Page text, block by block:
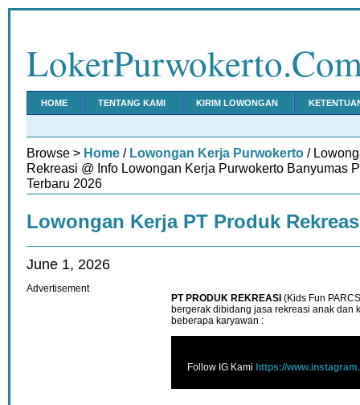
HOME TENTANG KAMI KIRIM LOWONGAN
Browse > Home / Lowongan Kerja Purwokerto /
Rekreasi @ Info Lowongan Kerja Purwokerto Banyumas
Terbaru 2026
Lowongan Kerja PT Produk
June 1, 2026
PT PRODUK REKREASI (Kids Fun
bergerak dibidang jasa rekreasi anak dan
beberapa karyawan :
Follow IG Kami https://
Advertisement